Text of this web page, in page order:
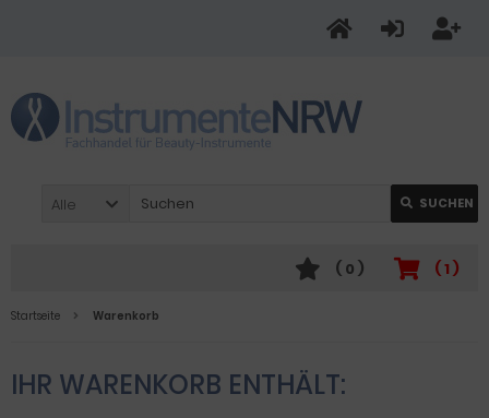
Alle SUCHEN
( 1 )
( 0 )
Startseite Warenkorb
IHR WARENKORB ENTHÄLT: